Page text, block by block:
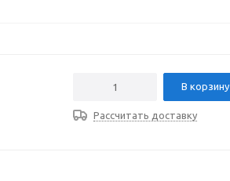
В корзину
Рассчитать доставку